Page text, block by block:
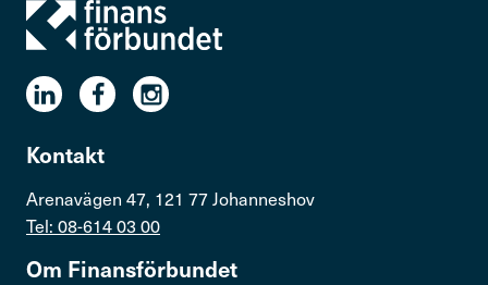
Kontakt
Arenavägen 47, 121 77 Johanneshov
Tel: 08-614 03 00
Om Finans­för­bundet